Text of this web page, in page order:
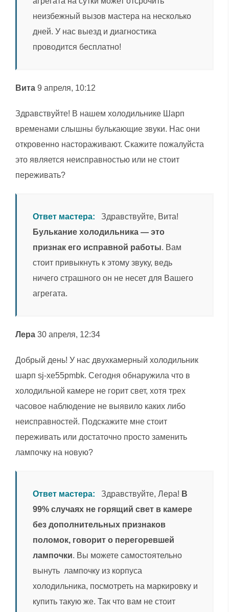
неизбежный вызов мастера на несколько
дней. У нас выезд и диагностика
проводится бесплатно!
Вита 9 апреля, 10:12
Здравствуйте! В нашем холодильнике Шарп
временами слышны булькающие звуки. Нас они
откровенно настораживают. Скажите пожалуйста
это является неисправностью или не стоит
переживать?
Ответ мастера: Здравствуйте, Вита!
Булькание холодильника — это
признак его исправной работы. Вам
стоит привыкнуть к этому звуку, ведь
ничего страшного он не несет для Вашего
агрегата.
Лера 30 апреля, 12:34
Добрый день! У нас двухкамерный холодильник
шарп sj-xe55pmbk. Сегодня обнаружила что в
холодильной камере не горит свет, хотя трех
часовое наблюдение не выявило каких либо
неисправностей. Подскажите мне стоит
переживать или достаточно просто заменить
лампочку на новую?
Ответ мастера: Здравствуйте, Лера! В
99% случаях не горящий свет в камере
без дополнительных признаков
поломок, говорит о перегоревшей
лампочки. Вы можете самостоятельно
вынуть лампочку из корпуса
холодильника, посмотреть на маркировку и
купить такую же. Так что вам не стоит